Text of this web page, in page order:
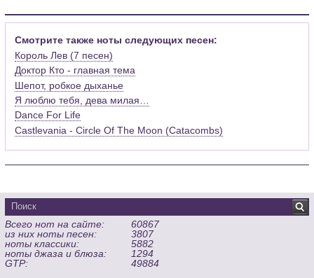
Смотрите также ноты следующих песен:
Король Лев (7 песен)
Доктор Кто - главная тема
Шепот, робкое дыханье
Я люблю тебя, дева милая…
Dance For Life
Castlevania - Circle Of The Moon (Catacombs)
Всего нот на сайте:
60867
из них ноты песен:
3807
ноты классики:
5882
ноты джаза и блюза:
1294
GTP:
49884